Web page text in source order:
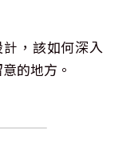
，該如何深入
的地方。